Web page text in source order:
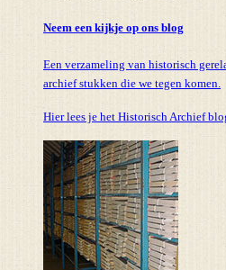
Neem een kijkje op ons blog
Een verzameling van historisch
archief stukken die we tegen komen.
Hier lees je het Historisch Archief